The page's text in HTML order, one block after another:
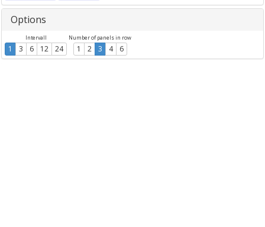
Options
Intervall
1 3 6 12 24
Number of panels in row
1 2 3 4 6